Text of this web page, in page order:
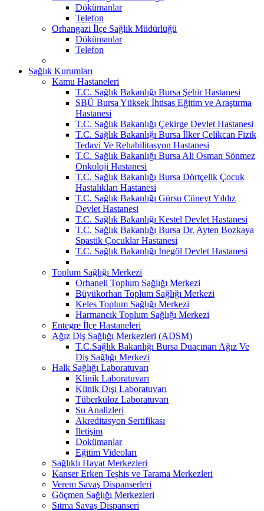
Dökümanlar
Telefon
Orhangazi İlçe Sağlık Müdürlüğü
Dökümanlar
Telefon
Sağlık Kurumları
Kamu Hastaneleri
T.C. Sağlık Bakanlığı Bursa Şehir Hastanesi
SBÜ Bursa Yüksek İhtisas Eğitim ve Araştırma
Hastanesi
T.C. Sağlık Bakanlığı Çekirge Devlet Hastanesi
T.C. Sağlık Bakanlığı Bursa İlker Çelikcan Fizik
Tedavi Ve Rehabilitasyon Hastanesi
T.C. Sağlık Bakanlığı Bursa Ali Osman Sönmez
Onkoloji Hastanesi
T.C. Sağlık Bakanlığı Bursa Dörtçelik Çocuk
Hastalıkları Hastanesi
T.C. Sağlık Bakanlığı Gürsu Cüneyt Yıldız
Devlet Hastanesi
T.C. Sağlık Bakanlığı Kestel Devlet Hastanesi
T.C. Sağlık Bakanlığı Bursa Dr. Ayten Bozkaya
Spastik Çocuklar Hastanesi
T.C. Sağlık Bakanlığı İnegöl Devlet Hastanesi
Toplum Sağlığı Merkezi
Orhaneli Toplum Sağlığı Merkezi
Büyükorhan Toplum Sağlığı Merkezi
Keles Toplum Sağlığı Merkezi
Harmancık Toplum Sağlığı Merkezi
Entegre İlçe Hastaneleri
Ağız Diş Sağlığı Merkezleri (ADSM)
T.C.Sağlık Bakanlığı Bursa Duaçınarı Ağız Ve
Diş Sağlığı Merkezi
Halk Sağlığı Laboratuvarı
Klinik Laboratuvarı
Klinik Dışı Laboratuvarı
Tüberküloz Laboratuvarı
Su Analizleri
Akreditasyon Sertifikası
İletişim
Dokümanlar
Eğitim Videoları
Sağlıklı Hayat Merkezleri
Kanser Erken Teşhis ve Tarama Merkezleri
Verem Savaş Dispanserleri
Göçmen Sağlığı Merkezleri
Sıtma Savaş Dispanseri